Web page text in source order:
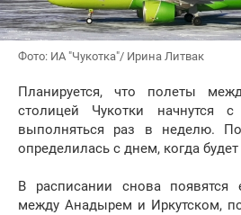
Фото: ИА "Чукотка"/ Ирина Литвак
Планируется, что полеты
столицей Чукотки начнутся
выполняться раз в неделю.
определилась с днем, когда
В расписании снова появятся
между Анадырем и Иркутском,